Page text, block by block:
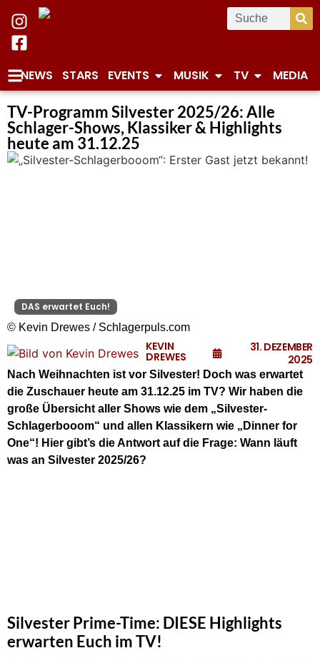
NEWS STARS EVENTS MUSIK TV MEDIA
TV-Programm Silvester 2025/26: Alle
Schlager-Shows, Klassiker & Highlights
heute am 31.12.25
DAS erwartet Euch!
© Kevin Drewes / Schlagerpuls.com
KEVIN
DREWES
31. DEZEMBER
2025
Nach Weihnachten ist vor Silvester! Doch was erwartet
die Zuschauer heute am 31.12.25 im TV? Wir haben die
große Übersicht aller Shows wie dem „Silvester-
Schlagerbooom“ und allen Klassikern wie „Dinner for
One“! Hier gibt’s die Antwort auf die Frage: Wann läuft
was an Silvester 2025/26?
Silvester Prime-Time: DIESE Highlights
erwarten Euch im TV!